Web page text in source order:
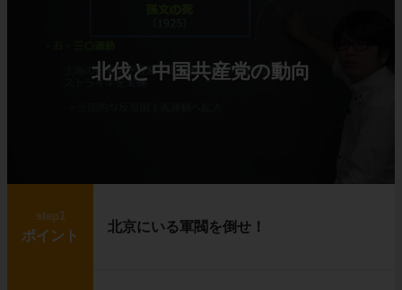
北伐と中国共産党の動向
step1
ポイント
北京にいる軍閥を倒せ！